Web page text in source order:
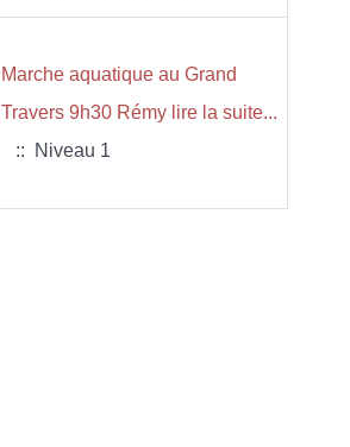
Marche aquatique au Grand
Travers 9h30 Rémy lire la suite...
:: Niveau 1